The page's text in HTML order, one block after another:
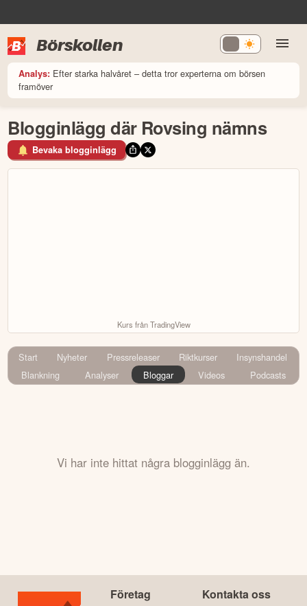
Börskollen
Analys: Efter starka halvåret – detta tror experterna om börsen
framöver
Blogginlägg där Rovsing nämns
Bevaka blogginlägg
Kurs från TradingView
Start Nyheter Pressreleaser Riktkurser
Insynshandel
Blankning
Analyser Bloggar Videos Podcasts
Vi har inte hittat några blogginlägg än.
Företag Kontakta oss